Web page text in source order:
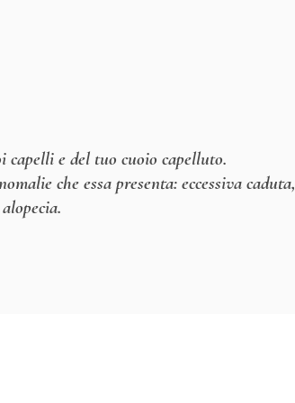
capelli e del tuo cuoio capelluto.
che essa presenta: eccessiva caduta,